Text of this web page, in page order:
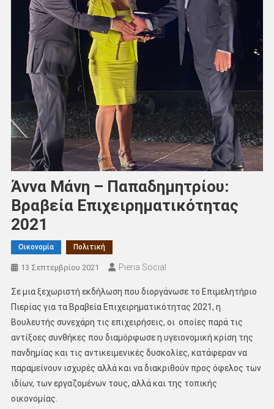
Άννα Μάνη – Παπαδημητρίου:
Βραβεία Επιχειρηματικότητας
2021
Οικονομία Πολιτική
13 Σεπτεμβρίου 2021 Pieria Social
Σε μια ξεχωριστή εκδήλωση που διοργάνωσε το Επιμελητήριο
Πιερίας για τα Βραβεία Επιχειρηματικότητας 2021, η
Βουλευτής συνεχάρη τις επιχειρήσεις, οι οποίες παρά τις
αντίξοες συνθήκες που διαμόρφωσε η υγειονομική κρίση της
πανδημίας και τις αντικειμενικές δυσκολίες, κατάφεραν να
παραμείνουν ισχυρές αλλά και να διακριθούν προς όφελος των
ιδίων, των εργαζομένων τους, αλλά και της τοπικής
οικονομίας.